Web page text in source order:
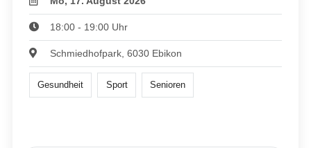
18:00 - 19:00 Uhr
Schmiedhofpark, 6030 Ebikon
Gesundheit Sport Senioren